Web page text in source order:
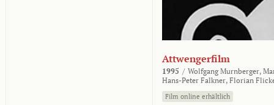
Attwengerfilm
1995 / Wolfgang Murnberger,
Hans-Peter Falkner, Florian
Film online erhältlich